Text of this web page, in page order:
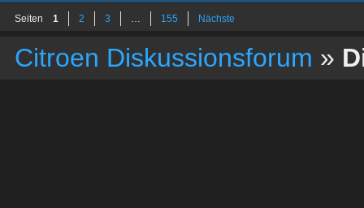
Seiten 1 2 3 … 155 Nächste
Citroen Diskussionsforum »